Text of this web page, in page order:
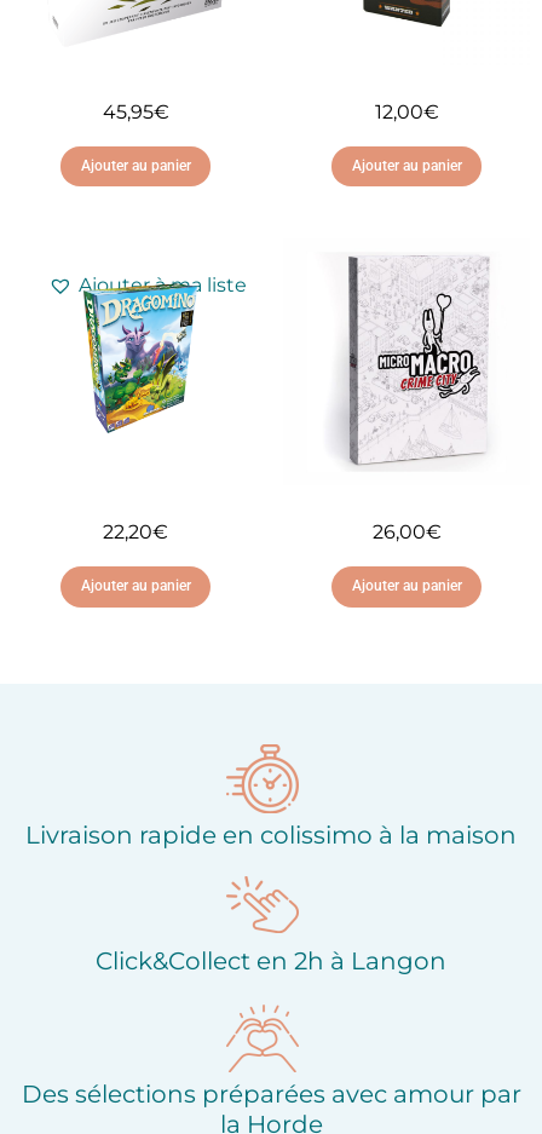
45,95€
Ajouter au panier
Ajouter à ma liste
d'envies
12,00€
Ajouter au panier
Ajouter à ma liste
d'envies
22,20€
Ajouter au panier
26,00€
Ajouter au panier
Livraison rapide en colissimo à la maison
Click&Collect en 2h à Langon
Des sélections préparées avec amour par
la Horde